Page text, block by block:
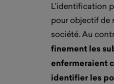
L’identification
pour objectif de
société. Au
finement les
enfermeraient
identifier les